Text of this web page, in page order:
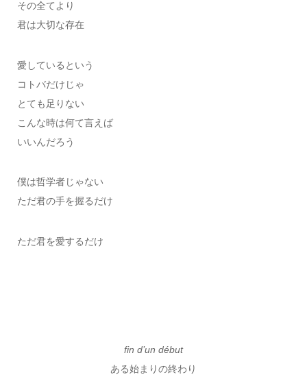
その全てより
君は大切な存在
愛しているという
コトバだけじゃ
とても足りない
こんな時は何て言えば
いいんだろう
僕は哲学者じゃない
ただ君の手を握るだけ
ただ君を愛するだけ
fin d’un début
ある始まりの終わり